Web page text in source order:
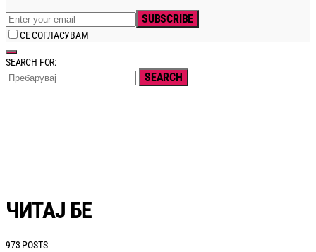
SUBSCRIBE
СЕ СОГЛАСУВАМ
SEARCH FOR:
SEARCH
ЧИТАЈ БЕ
973 POSTS